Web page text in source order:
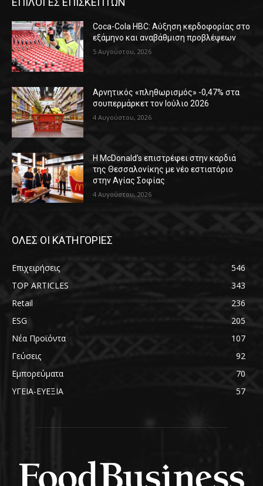
Coca-Cola HBC: Αύξηση κερδοφορίας στο
εξάμηνο και αναβάθμιση προβλέψεων
5 Αυγούστου, 2026
Αρνητικός «πληθωρισμός» -0,47% στα
σουπερμάρκετ τον Ιούλιο 2026
4 Αυγούστου, 2026
Η McDonald’s επιστρέφει στην καρδιά
της Θεσσαλονίκης με νέο εστιατόριο
στην Αγίας Σοφίας
4 Αυγούστου, 2026
ΟΛΕΣ ΟΙ ΚΑΤΗΓΟΡΙΕΣ
Επιχειρήσεις
546
TOP ARTICLES
343
Retail
236
ESG
205
Νέα Προϊόντα
107
Γεύσεις
92
Εμπορεύματα
70
ΥΓΕΙΑ-ΕΥΕΞΙΑ
57